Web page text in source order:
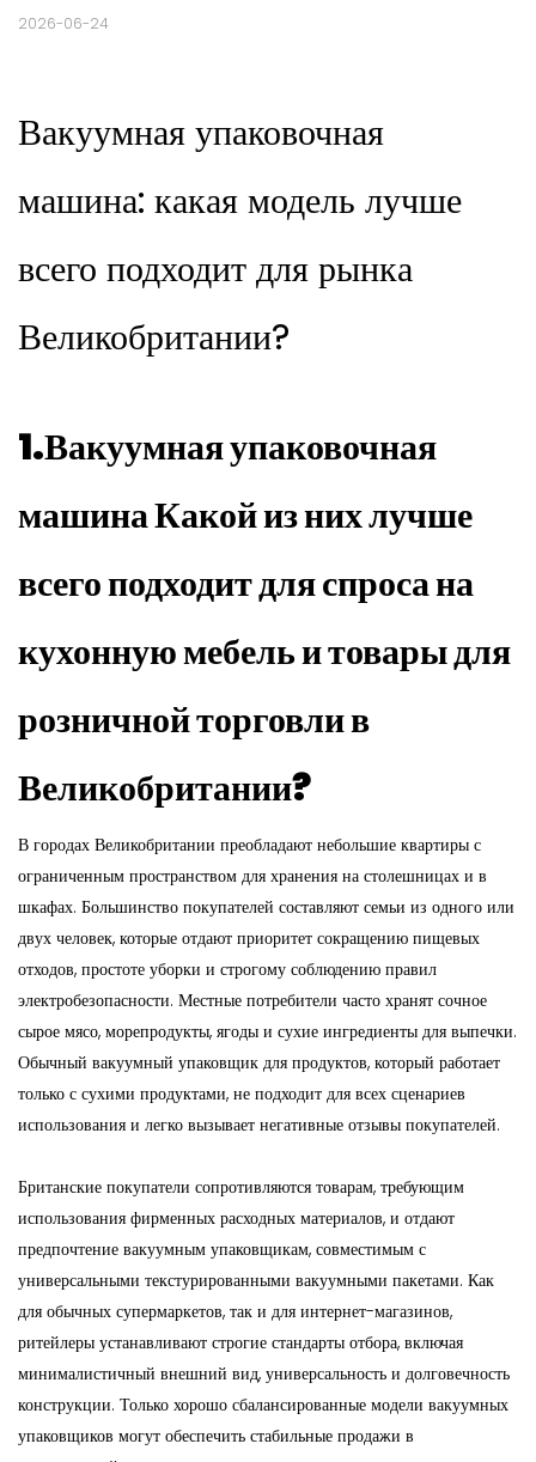
2026-06-24
Вакуумная упаковочная
машина: какая модель лучше
всего подходит для рынка
Великобритании?
1.Вакуумная упаковочная
машинаКакой из них лучше
всего подходит для спроса на
кухонную мебель и товары для
розничной торговли в
Великобритании?
В городах Великобритании преобладают небольшие квартиры с
ограниченным пространством для хранения на столешницах и в
шкафах. Большинство покупателей составляют семьи из одного или
двух человек, которые отдают приоритет сокращению пищевых
отходов, простоте уборки и строгому соблюдению правил
электробезопасности. Местные потребители часто хранят сочное
сырое мясо, морепродукты, ягоды и сухие ингредиенты для выпечки.
Обычный вакуумный упаковщик для продуктов, который работает
только с сухими продуктами, не подходит для всех сценариев
использования и легко вызывает негативные отзывы покупателей.
Британские покупатели сопротивляются товарам, требующим
использования фирменных расходных материалов, и отдают
предпочтение вакуумным упаковщикам, совместимым с
универсальными текстурированными вакуумными пакетами. Как
для обычных супермаркетов, так и для интернет-магазинов,
ритейлеры устанавливают строгие стандарты отбора, включая
минималистичный внешний вид, универсальность и долговечность
конструкции. Только хорошо сбалансированные модели вакуумных
упаковщиков могут обеспечить стабильные продажи в